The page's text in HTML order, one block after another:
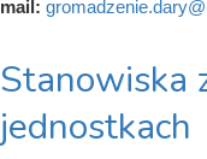
mail:
Stanowiska
jednostkach